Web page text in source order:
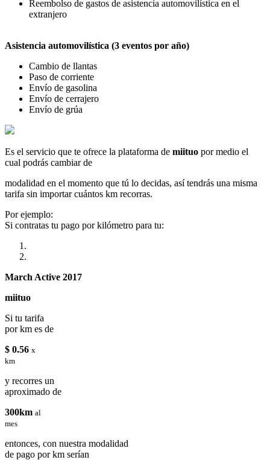
Reembolso de gastos de asistencia automovilística en el
extranjero
Asistencia automovilística (3 eventos por año)
Cambio de llantas
Paso de corriente
Envío de gasolina
Envío de cerrajero
Envío de grúa
Es el servicio que te ofrece la plataforma de miituo por medio el
cual podrás cambiar de
modalidad en el momento que tú lo decidas, así tendrás una misma
tarifa sin importar cuántos km recorras.
Por ejemplo:
Si contratas tu pago por kilómetro para tu:
March Active 2017
miituo
Si tu tarifa
por km es de
$ 0.56 x
km
y recorres un
aproximado de
300km al
mes
entonces, con nuestra modalidad
de pago por km serían